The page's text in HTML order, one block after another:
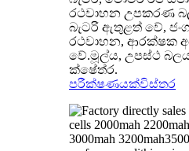
රථවාහන උපකරණ
බැටරි ඇතුළත් වේ,
රථවාහන, ආරක්ෂක
වේ.මූල්ය, උපස්ථ
ක්ෂේත්ර.
පරීක්ෂණයක්විස්තර